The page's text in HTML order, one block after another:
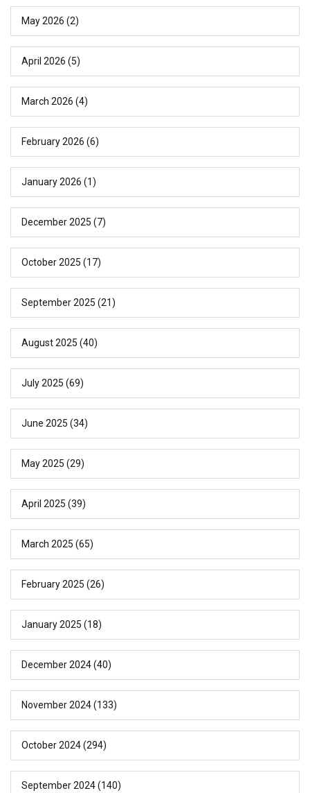
May 2026 (2)
April 2026 (5)
March 2026 (4)
February 2026 (6)
January 2026 (1)
December 2025 (7)
October 2025 (17)
September 2025 (21)
August 2025 (40)
July 2025 (69)
June 2025 (34)
May 2025 (29)
April 2025 (39)
March 2025 (65)
February 2025 (26)
January 2025 (18)
December 2024(40)
November 2024(133)
October 2024(294)
September 2024(140)